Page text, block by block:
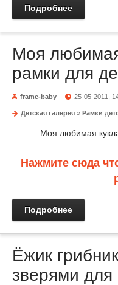
Подробнее
Моя
рамки для
frame-baby 25-05-2011,
Детская галерея » Рамки
Моя любимая
Нажмите сюда
Подробнее
Ёжик
зверями